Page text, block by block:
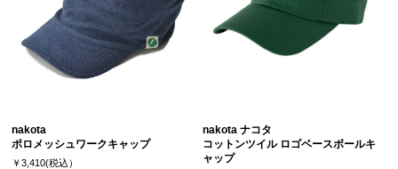
nakota
ポロメッシュワークキャップ
￥3,410(税込）
nakota ナコタ
コットンツイル ロゴベースボールキ
ャップ